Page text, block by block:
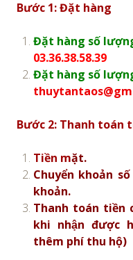
Bước 1: Đặt hàng
Đặt hàng số
03.36.38.58.39
Đặt hàng số
Bước 2: Thanh toán
Tiền mặt.
Chuyển khoản
khoản.
Thanh toán tiền
khi nhận được
thêm phí thu hộ)